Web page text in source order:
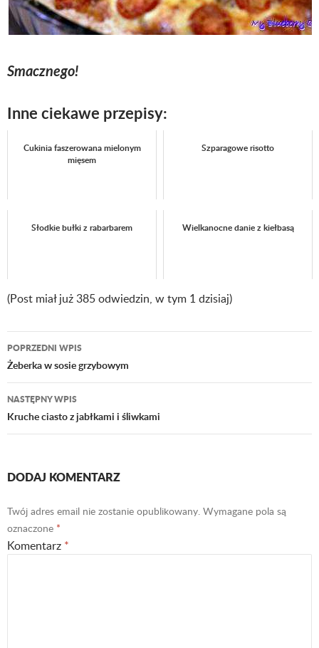
Smacznego!
Inne ciekawe przepisy:
Cukinia faszerowana mielonym
mięsem
Szparagowe risotto
Słodkie bułki z rabarbarem Wielkanocne danie z kiełbasą
(Post miał już 385 odwiedzin, w tym 1 dzisiaj)
Nawigacja
wpisu
POPRZEDNI WPIS
Żeberka w sosie grzybowym
NASTĘPNY WPIS
Kruche ciasto z jabłkami i śliwkami
DODAJ KOMENTARZ
Twój adres email nie zostanie opublikowany. Wymagane pola są
oznaczone *
Komentarz *